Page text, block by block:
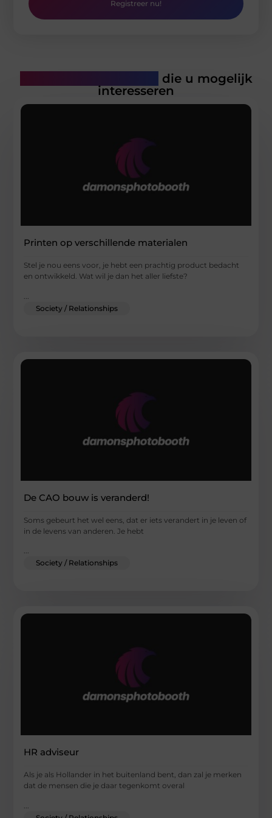
Registreer nu!
die u mogelijk
interesseren
Printen op verschillende materialen
Stel je nou eens voor, je hebt een prachtig product bedacht
en ontwikkeld. Wat wil je dan het aller liefste?
Society / Relationships
De CAO bouw is veranderd!
Soms gebeurt het wel eens, dat er iets verandert in je leven of
in de levens van anderen. Je hebt
...
Society / Relationships
HR adviseur
Als je als Hollander in het buitenland bent, dan zal je merken
dat de mensen die je daar tegenkomt overal